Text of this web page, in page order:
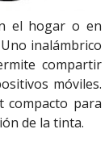
el hogar o en
inalámbrico
compartir
móviles.
compacto para
de la tinta.